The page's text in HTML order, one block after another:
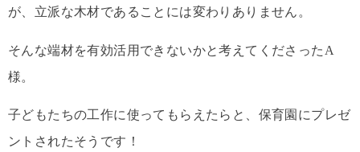
が、立派な木材であることには変わりありません。
そんな端材を有効活用できないかと考えてくださったA
様。
子どもたちの工作に使ってもらえたらと、保育園にプレゼ
ントされたそうです！